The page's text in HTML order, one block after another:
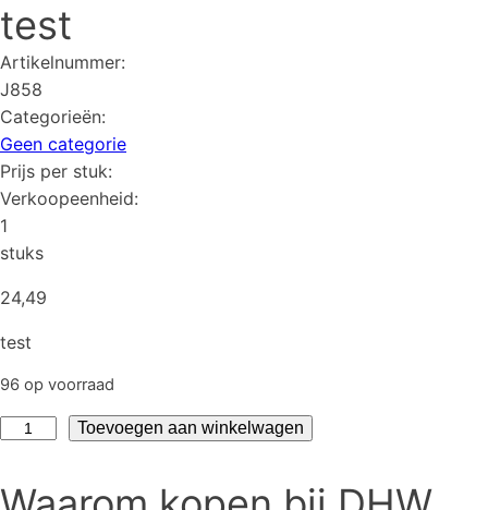
test
Artikelnummer:
J858
Categorieën:
Geen categorie
Prijs per stuk:
Verkoopeenheid:
1
stuks
24,49
test
96 op voorraad
test
Toevoegen aan winkelwagen